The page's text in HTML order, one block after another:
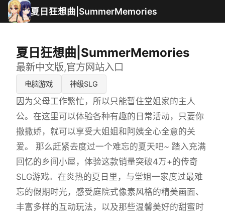
夏日狂想曲|SummerMemories
夏日狂想曲|SummerMemories
最新中文版,官方网站入口
电脑游戏 神级SLG
因为父母工作繁忙，所以只能暂住堂姐家的主人
公。在这里可以体验各种有趣的日常活动，只要你
撒撒娇，就可以享受大姐姐和阿姨全心全意的关
爱。 那么赶紧去度过一个难忘的夏天吧~ 踏入充满
回忆的乡间小屋，体验这款销量突破4万+的传奇
SLG游戏。在炎热的夏日里，与堂姐一家度过最难
忘的假期时光，感受庭院式像素风格的精美画面、
丰富多样的互动玩法，以及那些温馨美好的甜蜜时